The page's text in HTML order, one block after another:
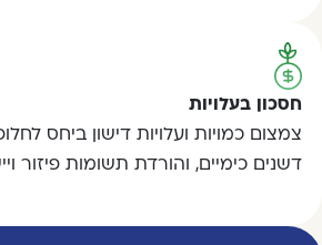
חסכון בעלויות
צמצום כמויות ועלויות דישון ביחס
דשנים כימיים, והורדת תשומות פיזור